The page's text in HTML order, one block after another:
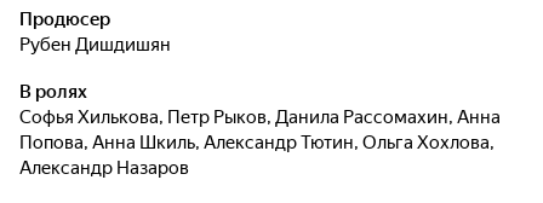
которые хранит архив, возможно, связана также с семьей
Милы.
Продюсер
Рубен Дишдишян
В ролях
Софья Хилькова, Петр Рыков, Данила Рассомахин, Анна
Попова, Анна Шкиль, Александр Тютин, Ольга Хохлова,
Александр Назаров